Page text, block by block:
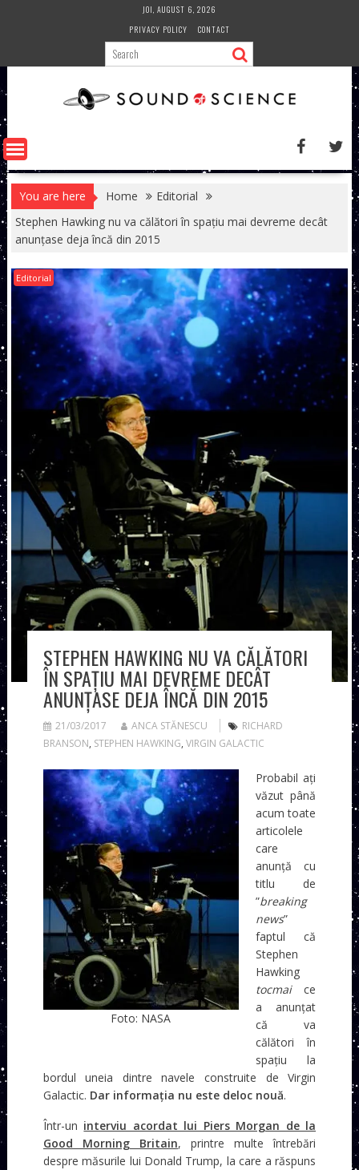
JOI, AUGUST 6, 2026
PRIVACY POLICY
CONTACT
You are here Home
Editorial
Stephen Hawking nu va călători în spațiu mai devreme decât
anunțase deja încă din 2015
Editorial
STEPHEN HAWKING NU VA CĂLĂTORI
ÎN SPAȚIU MAI DEVREME DECÂT
ANUNȚASE DEJA ÎNCĂ DIN 2015
21/03/2017 ANCA STĂNESCU
RICHARD
BRANSON, STEPHEN HAWKING, VIRGIN GALACTIC
Foto: NASA
Probabil ați
văzut până
acum toate
articolele
care
anunță cu
titlu de
”breaking
news”
faptul că
Stephen
Hawking
tocmaice
a anunțat
că va
călători în
spațiu la
bordul uneia dintre navele construite de Virgin
Galactic. Dar informația nu este deloc nouă.
Într-un interviu acordat lui Piers Morgan de la
Good Morning Britain, printre multe întrebări
despre măsurile lui Donald Trump, la care a răspuns